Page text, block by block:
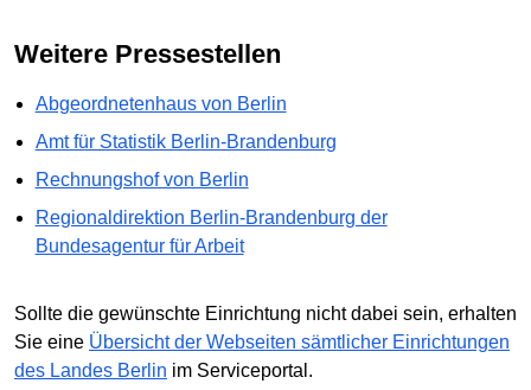
Weitere Pressestellen
Abgeordnetenhaus von Berlin
Amt für Statistik Berlin-Brandenburg
Rechnungshof von Berlin
Regionaldirektion Berlin-Brandenburg der
Bundesagentur für Arbeit
Sollte die gewünschte Einrichtung nicht dabei sein, erhalten
Sie eine Übersicht der Webseiten sämtlicher Einrichtungen
des Landes Berlin im Serviceportal.